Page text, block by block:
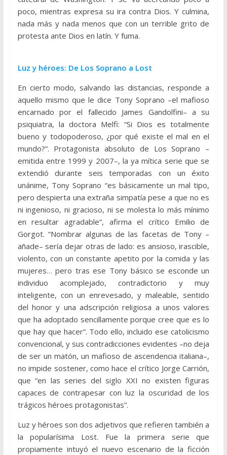
poco, mientras expresa su ira contra Dios. Y culmina,
nada más y nada menos que con un terrible grito de
protesta ante Dios en latín. Y fuma.
Luz y héroes: De Los Soprano a Lost
En cierto modo, salvando las distancias, responde a
aquello mismo que le dice Tony Soprano –el mafioso
encarnado por el fallecido James Gandolfini– a su
psiquiatra, la doctora Melfi: “Si Dios es totalmente
bueno y todopoderoso, ¿por qué existe el mal en el
mundo?”. Protagonista absoluto de Los Soprano –
emitida entre 1999 y 2007–, la ya mítica serie que se
extendió durante seis temporadas con un éxito
unánime, Tony Soprano “es básicamente un mal tipo,
pero despierta una extraña simpatía pese a que no es
ni ingenioso, ni gracioso, ni se molesta lo más mínimo
en resultar agradable”, afirma el crítico Emilio de
Gorgot. “Nombrar algunas de las facetas de Tony –
añade– sería dejar otras de lado: es ansioso, irascible,
violento, con un constante apetito por la comida y las
mujeres… pero tras ese Tony básico se esconde un
individuo acomplejado, contradictorio y muy
inteligente, con un enrevesado, y maleable, sentido
del honor y una adscripción religiosa a unos valores
que ha adoptado sencillamente porque cree que es lo
que hay que hacer”. Todo ello, incluido ese catolicismo
convencional, y sus contradicciones evidentes –no deja
de ser un matón, un mafioso de ascendencia italiana–,
no impide sostener, como hace el crítico Jorge Carrión,
que “en las series del siglo XXI no existen figuras
capaces de contrapesar con luz la oscuridad de los
trágicos héroes protagonistas”.
Luz y héroes son dos adjetivos que refieren también a
la popularísima Lost. Fue la primera serie que
propiamente intuyó el nuevo escenario de la ficción